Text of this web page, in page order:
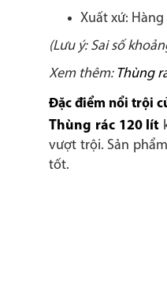
Xuất xứ:
(Lưu ý: Sai số
Xem thêm: Thùng
Đặc điểm nổi trội
Thùng rác 120 lít
vượt trội. Sản
tốt.